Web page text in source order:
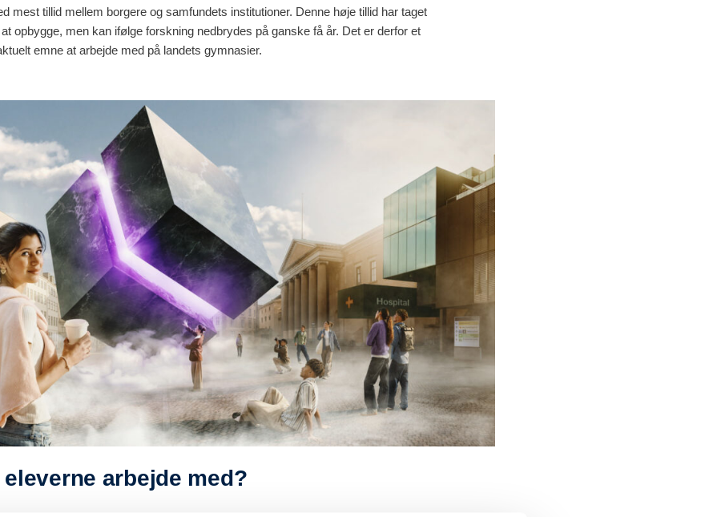
mest tillid mellem borgere og samfundets institutioner. Denne høje tillid har taget
opbygge, men kan ifølge forskning nedbrydes på ganske få år. Det er derfor et
emne at arbejde med på landets gymnasier.
arbejde med?